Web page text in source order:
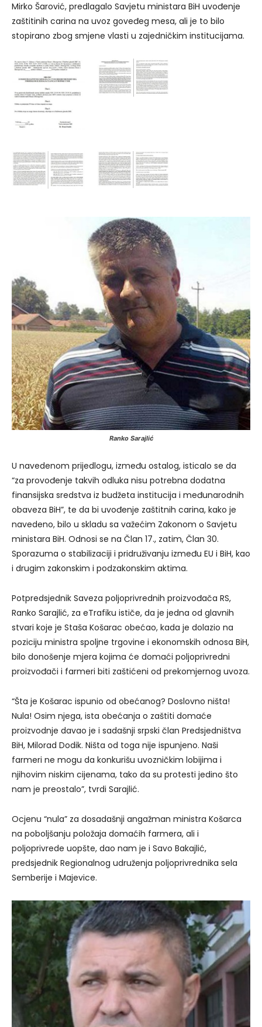
Mirko Šarović, predlagalo Savjetu ministara BiH uvođenje
zaštitinih carina na uvoz goveđeg mesa, ali je to bilo
stopirano zbog smjene vlasti u zajedničkim institucijama.
Ranko Sarajlić
U navedenom prijedlogu, između ostalog, isticalo se da
“za provođenje takvih odluka nisu potrebna dodatna
finansijska sredstva iz budžeta institucija i međunarodnih
obaveza BiH”, te da bi uvođenje zaštitnih carina, kako je
navedeno, bilo u skladu sa važećim Zakonom o Savjetu
ministara BiH. Odnosi se na Član 17., zatim, Član 30.
Sporazuma o stabilizaciji i pridruživanju između EU i BiH, kao
i drugim zakonskim i podzakonskim aktima.
Potpredsjednik Saveza poljoprivrednih proizvođača RS,
Ranko Sarajlić, za eTrafiku ističe, da je jedna od glavnih
stvari koje je Staša Košarac obećao, kada je dolazio na
poziciju ministra spoljne trgovine i ekonomskih odnosa BiH,
bilo donošenje mjera kojima će domaći poljoprivredni
proizvođači i farmeri biti zaštićeni od prekomjernog uvoza.
“Šta je Košarac ispunio od obećanog? Doslovno ništa!
Nula! Osim njega, ista obećanja o zaštiti domaće
proizvodnje davao je i sadašnji srpski član Predsjedništva
BiH, Milorad Dodik. Ništa od toga nije ispunjeno. Naši
farmeri ne mogu da konkurišu uvozničkim lobijima i
njihovim niskim cijenama, tako da su protesti jedino što
nam je preostalo”, tvrdi Sarajlić.
Ocjenu “nula” za dosadašnji angažman ministra Košarca
na poboljšanju položaja domaćih farmera, ali i
poljoprivrede uopšte, dao nam je i Savo Bakajlić,
predsjednik Regionalnog udruženja poljoprivrednika sela
Semberije i Majevice.